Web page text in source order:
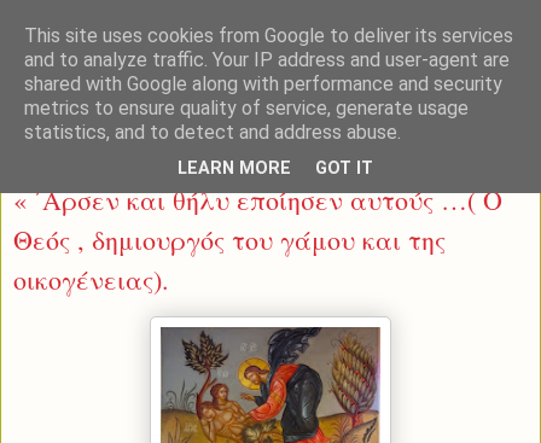
Τετάρτη 14 Νοεμβρίου 2018
« ΄Αρσεν και θήλυ εποίησεν αυτούς …( Ο
Θεός , δημιουργός του γάμου και της
οικογένειας).
This site uses cookies from Google to deliver its services
and to analyze traffic. Your IP address and user-agent are
shared with Google along with performance and security
metrics to ensure quality of service, generate usage
statistics, and to detect and address abuse.
LEARN MORE GOT IT